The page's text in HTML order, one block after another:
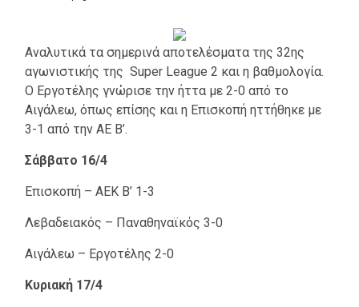
Αναλυτικά τα σημερινά αποτελέσματα της 32ης
αγωνιστικής της Super League 2 και η βαθμολογία.
Ο Εργοτέλης γνώρισε την ήττα με 2-0 από το
Αιγάλεω, όπως επίσης και η Επισκοπή ηττήθηκε με
3-1 από την ΑΕ Β’.
Σάββατο 16/4
Επισκοπή – ΑΕΚ Β’ 1-3
Λεβαδειακός – Παναθηναϊκός 3-0
Αιγάλεω – Εργοτέλης 2-0
Κυριακή 17/4